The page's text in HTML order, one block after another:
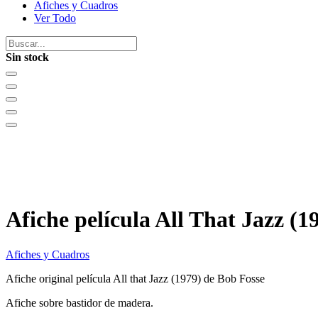
Afiches y Cuadros
Ver Todo
Sin stock
Afiche película All That Jazz
Afiches y Cuadros
Afiche original película All that Jazz (1979) de Bob Fosse
Afiche sobre bastidor de madera.